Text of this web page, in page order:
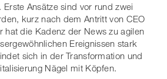
Ansätze sind vor rund zwei
kurz nach dem Antritt von CEO
hat die Kadenz der News zu agilen
Ereignissen stark
sich in der Transformation und
Nägel mit Köpfen.